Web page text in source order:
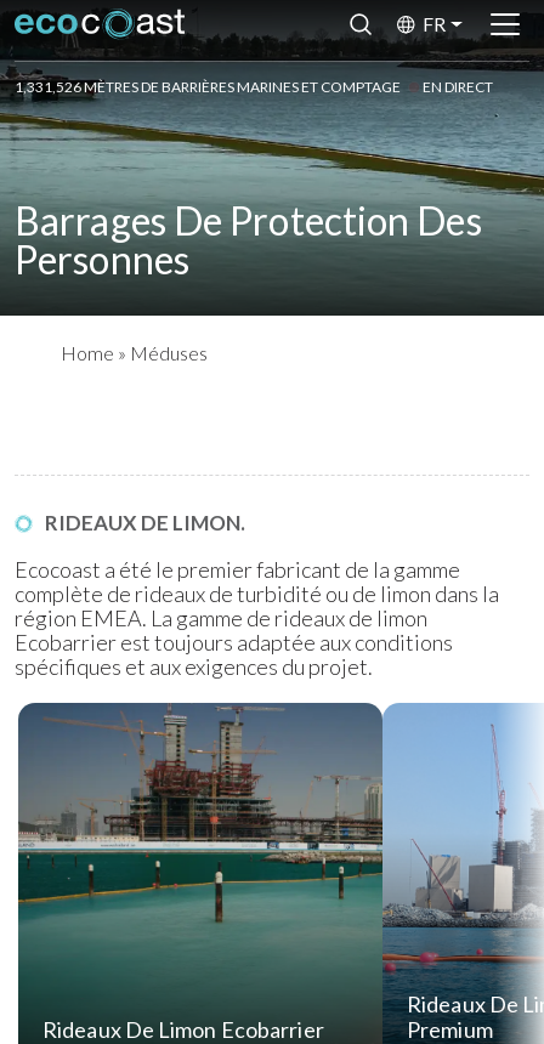
FR
1,331,526 MÈTRES DE BARRIÈRES MARINES ET COMPTAGE EN DIRECT
Barrages De Protection Des
Personnes
Home » Méduses
RIDEAUX DE LIMON.
Ecocoast a été le premier fabricant de la gamme
complète de rideaux de turbidité ou de limon dans la
région EMEA. La gamme de rideaux de limon
Ecobarrier est toujours adaptée aux conditions
spécifiques et aux exigences du projet.
Rideaux De Limon Ecobarrier
Rideaux De
Premium